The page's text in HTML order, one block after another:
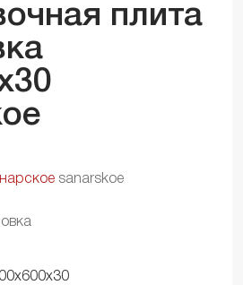
плита
30
sanarskoe